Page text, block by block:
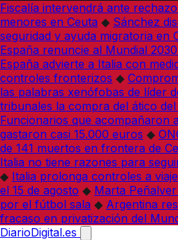
Fiscalía intervendrá ante
menores en Ceuta ◆ Sánchez
seguridad y ayuda migratoria en
España renuncie al Mundial
España advierte a Italia con
controles fronterizos ◆
las palabras xenófobas de líder
tribunales la compra del ático
Funcionarios que acompañaron
gastaron casi 15.000 euros ◆
de 141 muertos en frontera de
Italia no tiene razones para
◆ Italia prolonga controles a
el 15 de agosto ◆ Marta
por el fútbol sala ◆ Argentina
fracaso en privatización del
DiarioDigital.es